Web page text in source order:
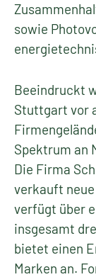
sowie
Beeindruckt
Stuttgart vor
Spektrum an
Die Firma
verkauft
verfügt über
insgesamt
bietet einen
Marken an.